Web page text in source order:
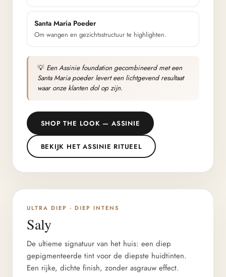
Santa Maria Poeder
Om wangen en gezichtsstructuur te highlighten.
💡 Een Assinie foundation gecombineerd met een
Santa Maria poeder levert een lichtgevend resultaat
waar onze klanten dol op zijn.
SHOP THE LOOK — ASSINIE
BEKIJK HET ASSINIE RITUEEL
DIEPTE 6/6
ULTRA DIEP · DIEP INTENS
Saly
De ultieme signatuur van het huis: een diep
gepigmenteerde tint voor de diepste huidtinten.
Een rijke, dichte finish, zonder asgrauw effect.